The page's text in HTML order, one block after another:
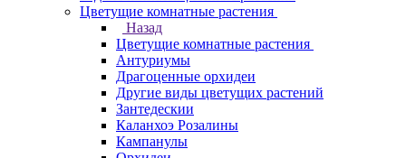
Цветущие комнатные растения
Назад
Цветущие комнатные растения
Антуриумы
Драгоценные орхидеи
Другие виды цветущих растений
Зантедескии
Каланхоэ Розалины
Кампанулы